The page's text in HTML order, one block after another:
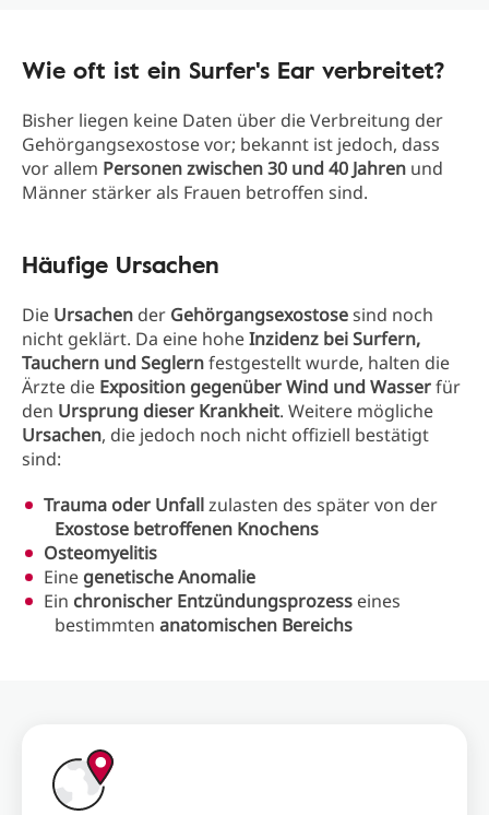
Wie oft ist ein Surfer's Ear verbreitet?
Bisher liegen keine Daten über die Verbreitung der
Gehörgangsexostose vor; bekannt ist jedoch, dass
vor allem Personen zwischen 30 und 40 Jahren und
Männer stärker als Frauen betroffen sind.
Häufige Ursachen
Die Ursachen der Gehörgangsexostosesind noch
nicht geklärt. Da eine hoheInzidenz bei Surfern,
Tauchern und Seglernfestgestellt wurde, halten die
Ärzte die Exposition gegenüber Wind und Wasserfür
den Ursprung dieser Krankheit. Weitere mögliche
Ursachen, die jedoch noch nicht offiziell bestätigt
sind:
Trauma oder Unfallzulasten des später von der
Exostose betroffenen Knochens
Osteomyelitis
Eine genetische Anomalie
Ein chronischer Entzündungsprozess eines
bestimmten anatomischen Bereichs